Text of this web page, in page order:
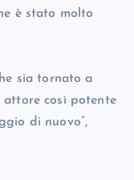
è stato molto
sia tornato a
attore così potente
di nuovo”,